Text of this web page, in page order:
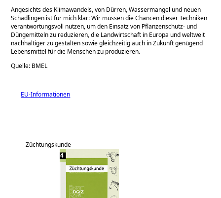
Angesichts des Klimawandels, von Dürren, Wassermangel und neuen
Schädlingen ist für mich klar: Wir müssen die Chancen dieser Techniken
verantwortungsvoll nutzen, um den Einsatz von Pflanzenschutz- und
Düngemitteln zu reduzieren, die Landwirtschaft in Europa und weltweit
nachhaltiger zu gestalten sowie gleichzeitig auch in Zukunft genügend
Lebensmittel für die Menschen zu produzieren.
Quelle: BMEL
EU-Informationen
Züchtungskunde